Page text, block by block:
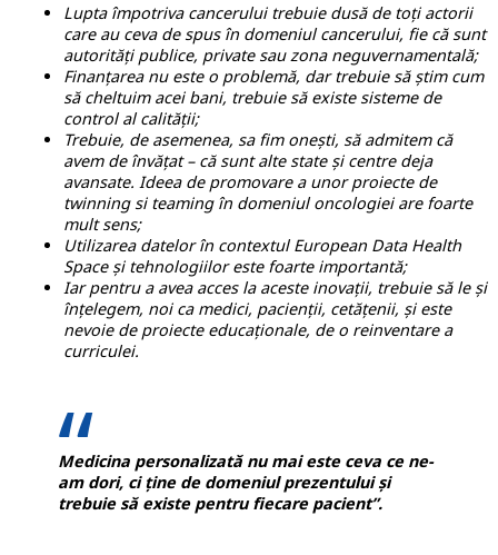
Lupta împotriva cancerului trebuie dusă de toți actorii
care au ceva de spus în domeniul cancerului, fie că sunt
autorități publice, private sau zona neguvernamentală;
Finanțarea nu este o problemă, dar trebuie să știm cum
să cheltuim acei bani, trebuie să existe sisteme de
control al calității;
Trebuie, de asemenea, sa fim onești, să admitem că
avem de învățat – că sunt alte state și centre deja
avansate. Ideea de promovare a unor proiecte de
twinning si teaming în domeniul oncologiei are foarte
mult sens;
Utilizarea datelor în contextul European Data Health
Space și tehnologiilor este foarte importantă;
Iar pentru a avea acces la aceste inovații, trebuie să le și
înțelegem, noi ca medici, pacienții, cetățenii, și este
nevoie de proiecte educaționale, de o reinventare a
curriculei.
Medicina personalizată nu mai este ceva ce ne-
am dori, ci ține de domeniul prezentului și
trebuie să existe pentru fiecare pacient”.